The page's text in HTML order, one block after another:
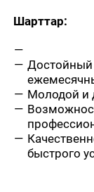
Шарттар:
Достойный
Молодой и
быстрого